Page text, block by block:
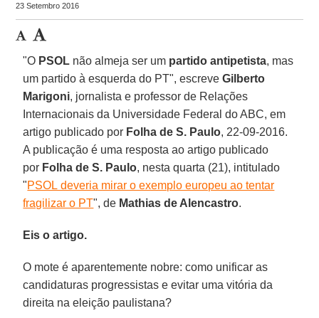
23 Setembro 2016
"O PSOL não almeja ser um partido antipetista, mas
um partido à esquerda do PT", escreveGilberto
Marigoni, jornalista e professor de Relações
Internacionais da Universidade Federal do ABC, em
artigo publicado por Folha de S. Paulo, 22-09-2016.
A publicação é uma resposta ao artigo publicado
por Folha de S. Paulo, nesta quarta (21), intitulado
"PSOL deveria mirar o exemplo europeu ao tentar
fragilizar o PT", de Mathias de Alencastro.
Eis o artigo.
O mote é aparentemente nobre: como unificar as
candidaturas progressistas e evitar uma vitória da
direita na eleição paulistana?